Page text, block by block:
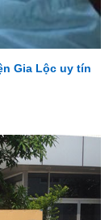
Gia Lộc uy tín